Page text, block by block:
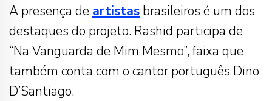
A presença de artistas brasileiros é um dos
destaques do projeto. Rashid participa de
“Na Vanguarda de Mim Mesmo”, faixa que
também conta com o cantor português Dino
D’Santiago.